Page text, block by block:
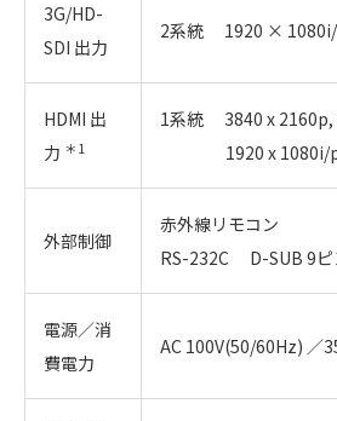
3G/HD-
SDI 出力
2系統 1920 × 1080i/
HDMI 出
力 ＊1
1系統 3840 x 2160p,
1920 x 1080i/p,
外部制御
赤外線リモコン
RS-232C D-SUB 9ピ
電源／消
費電力
AC 100V(50/60Hz) ／